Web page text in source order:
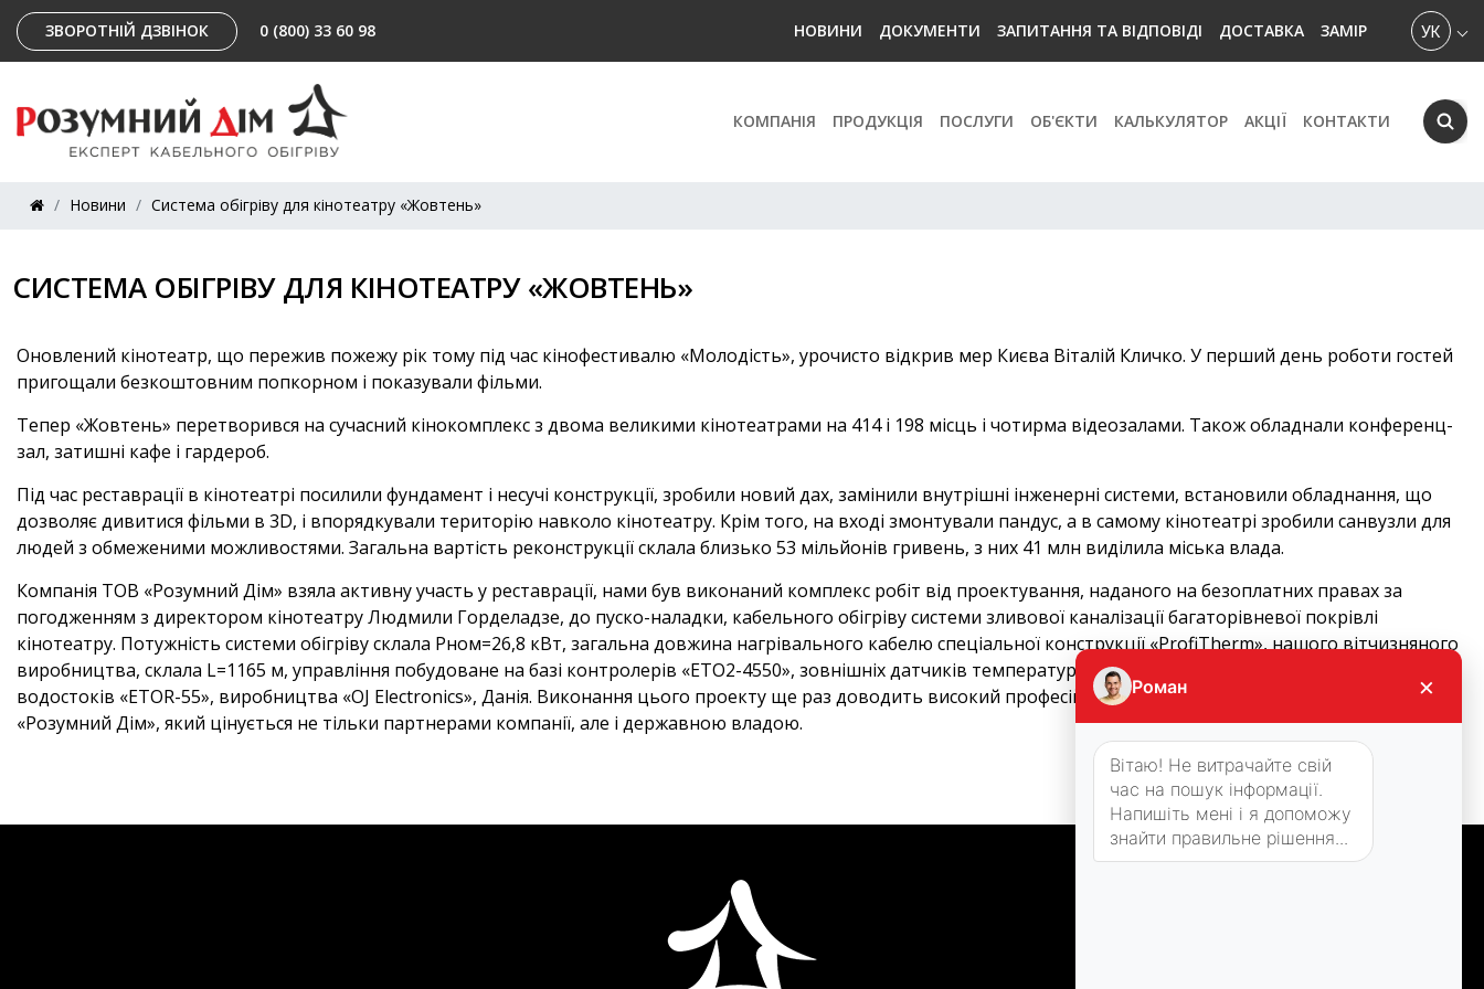
ЗВОРОТНІЙ ДЗВІНОК 0 (800) 33 60 98 НОВИНИ ДОКУМЕНТИ ЗАПИТАННЯ ТА ВІДПОВІДІ ДОСТАВКА ЗАМІР
КОМПАНІЯ ПРОДУКЦІЯ ПОСЛУГИ ОБ'ЄКТИ КАЛЬКУЛЯТОР АКЦІЇ КОНТАКТИ
Новини Система обігріву для кінотеатру «Жовтень»
СИСТЕМА ОБІГРІВУ ДЛЯ КІНОТЕАТРУ «ЖОВТЕНЬ»
Оновлений кінотеатр, що пережив пожежу рік тому під час кінофестивалю «Молодість», урочисто відкрив мер Києва Віталій Кличко. У перший день роботи гостей
пригощали безкоштовним попкорном і показували фільми.
Тепер «Жовтень» перетворився на сучасний кінокомплекс з двома великими кінотеатрами на 414 і 198 місць і чотирма відеозалами. Також обладнали конференц-
зал, затишні кафе і гардероб.
Під час реставрації в кінотеатрі посилили фундамент і несучі конструкції, зробили новий дах, замінили внутрішні інженерні системи, встановили обладнання, що
дозволяє дивитися фільми в 3D, і впорядкували територію навколо кінотеатру. Крім того, на вході змонтували пандус, а в самому кінотеатрі зробили санвузли для
людей з обмеженими можливостями. Загальна вартість реконструкції склала близько 53 мільйонів гривень, з них 41 млн виділила міська влада.
Компанія ТОВ «Розумний Дім» взяла активну участь у реставрації, нами був виконаний комплекс робіт від проектування, наданого на безоплатних правах за
погодженням з директором кінотеатру Людмили Горделадзе, до пуско-наладки, кабельного обігріву системи зливової каналізації багаторівневої покрівлі
кінотеатру. Потужність системи обігріву склала Рном=26,8 кВт, загальна довжина нагрівального кабелю спеціальної конструкції «ProfiTherm», нашого вітчизняного
виробництва, склала L=1165 м, управління побудоване на базі контролерів «ETO2-4550», зовнішніх датчиків температури повітря «ETF-744/99» і датчиків для
водостоків «ETOR-55», виробництва «OJ Electronics», Данія. Виконання цього проекту ще раз доводить високий професійний рівень співробітників компанії
«Розумний Дім», який цінується не тільки партнерами компанії, але і державною владою.
Роман ×
Вітаю! Не витрачайте свій
час на пошук інформації.
Напишіть мені і я допоможу
знайти правильне рішення...